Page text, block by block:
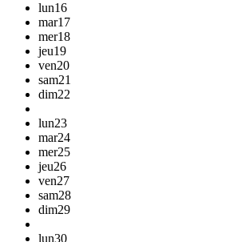
lun16
mar17
mer18
jeu19
ven20
sam21
dim22
lun23
mar24
mer25
jeu26
ven27
sam28
dim29
lun30